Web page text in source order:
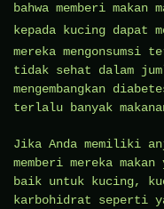
bahwa memberi
kepada kucing dapat
mereka
tidak sehat dalam
mengembangkan
terlalu banyak
Jika Anda memiliki
memberi mereka
baik untuk kucing,
karbohidrat seperti